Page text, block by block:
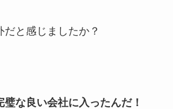
だと感じましたか？
な良い会社に入ったんだ！